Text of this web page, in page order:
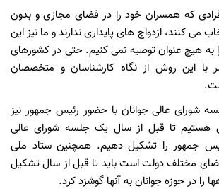
که همسران خود را در فضای مجازی و بدون
می کنند، ازدواج های پایداری ندارند و ما نیز این
هیچ عنوان توصیه نمی کنیم. حتی در کشورهای
با این روش از نگاه کارشناسان و متخصصان
شورای عالی جوانان با حضور رئیس جمهور نیز
هستیم تا قبل از سال یک جلسه شورای عالی
جمهور را تشکیل دهیم. همچنین ستاد ملی
مختلف دولت است باید تا قبل از سال تشکیل
را در حوزه جوانان به آنها گوشزد کرد.